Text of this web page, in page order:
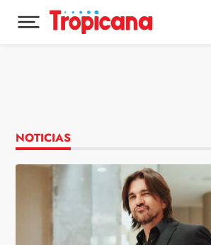
Desplegar menú principal
NOTICIAS